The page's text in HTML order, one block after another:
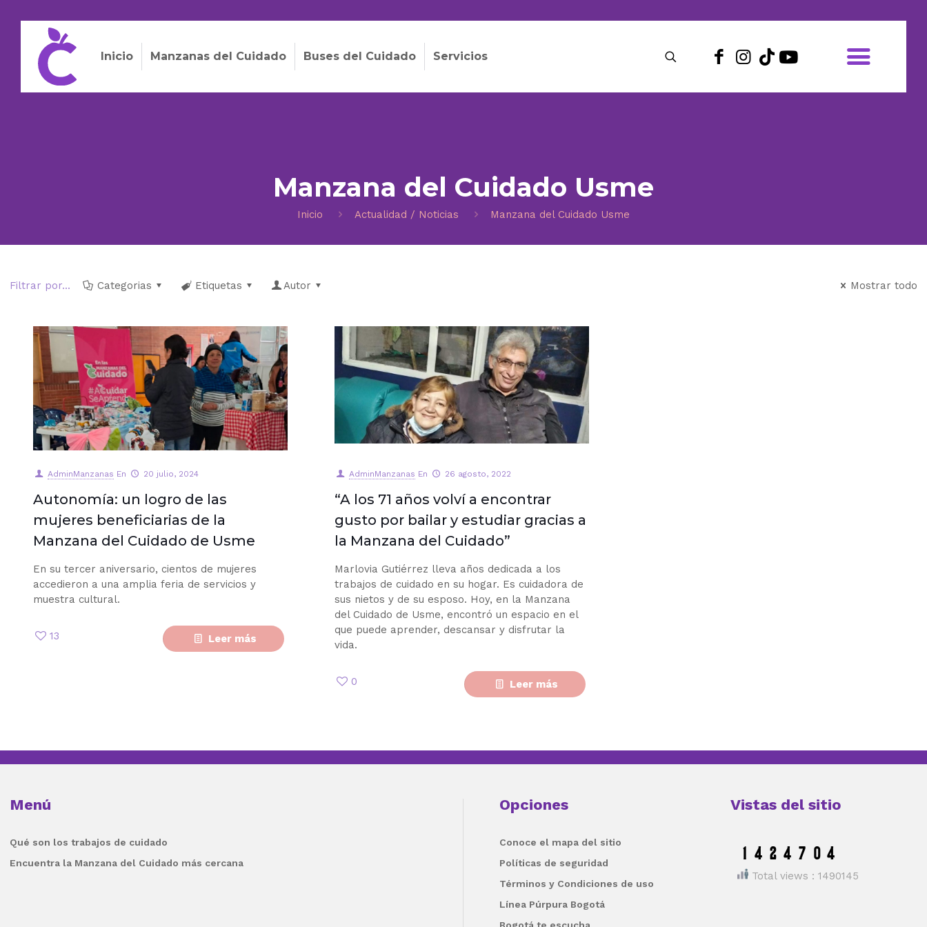
Inicio Manzanas del Cuidado Buses del Cuidado Servicios
Manzana del Cuidado Usme
Inicio Actualidad / Noticias Manzana del Cuidado Usme
Filtrar por... Categorias Etiquetas Autor Mostrar todo
AdminManzanas En 20 julio, 2024
Autonomía: un logro de las
mujeres beneficiarias de la
Manzana del Cuidado de Usme
En su tercer aniversario, cientos de mujeres
accedieron a una amplia feria de servicios y
muestra cultural.
13 Leer más
AdminManzanas En 26 agosto, 2022
“A los 71 años volví a encontrar
gusto por bailar y estudiar gracias a
la Manzana del Cuidado”
Marlovia Gutiérrez lleva años dedicada a los
trabajos de cuidado en su hogar. Es cuidadora de
sus nietos y de su esposo. Hoy, en la Manzana
del Cuidado de Usme, encontró un espacio en el
que puede aprender, descansar y disfrutar la
vida.
0 Leer más
Menú
Qué son los trabajos de cuidado
Encuentra la Manzana del Cuidado más cercana
Opciones
Conoce el mapa del sitio
Políticas de seguridad
Términos y Condiciones de uso
Línea Púrpura Bogotá
Vistas del sitio
Total views : 1490145